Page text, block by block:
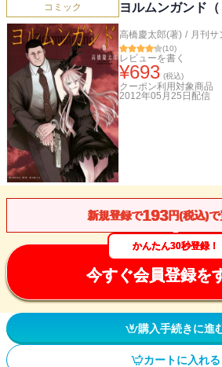
コミック ヨルムンガンド（
高橋慶太郎(著) / 月刊サ
(10)
レビューを書く
¥693 (税込)
クーポン利用対象商品
2012年05月25日 配信
新規登録で193円(税込)で
かんたん30秒登録！
今すぐ会員登録を
購入手続きに進
カートに入れる